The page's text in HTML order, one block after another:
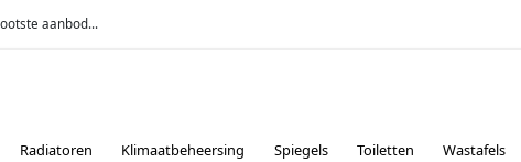
aanbod...
Radiatoren Klimaatbeheersing Spiegels Toiletten Wastafels